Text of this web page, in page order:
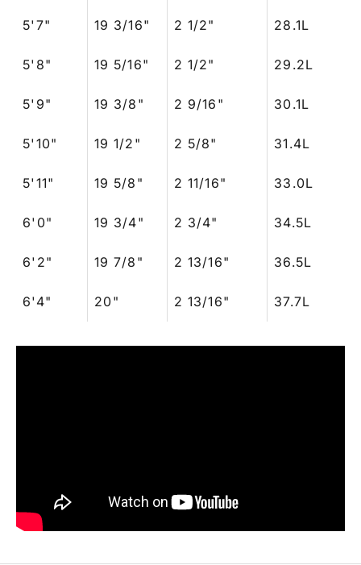
5'7" 19 3/16" 2 1/2" 28.1L
5'8" 19 5/16" 2 1/2" 29.2L
5'9" 19 3/8" 2 9/16" 30.1L
5'10" 19 1/2" 2 5/8" 31.4L
5'11" 19 5/8" 2 11/16" 33.0L
6'0" 19 3/4" 2 3/4" 34.5L
6'2" 19 7/8" 2 13/16" 36.5L
6'4" 20" 2 13/16" 37.7L